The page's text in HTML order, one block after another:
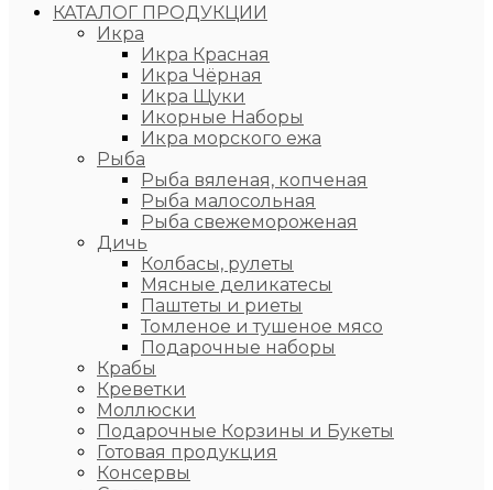
КАТАЛОГ ПРОДУКЦИИ
Икра
Икра Красная
Икра Чёрная
Икра Щуки
Икорные Наборы
Икра морского ежа
Рыба
Рыба вяленая, копченая
Рыба малосольная
Рыба свежемороженая
Дичь
Колбасы, рулеты
Мясные деликатесы
Паштеты и риеты
Томленое и тушеное мясо
Подарочные наборы
Крабы
Креветки
Моллюски
Подарочные Корзины и Букеты
Готовая продукция
Консервы